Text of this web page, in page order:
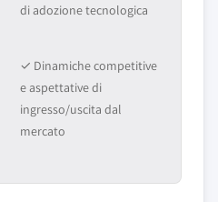
di adozione tecnologica
✓ Dinamiche competitive
e aspettative di
ingresso/uscita dal
mercato